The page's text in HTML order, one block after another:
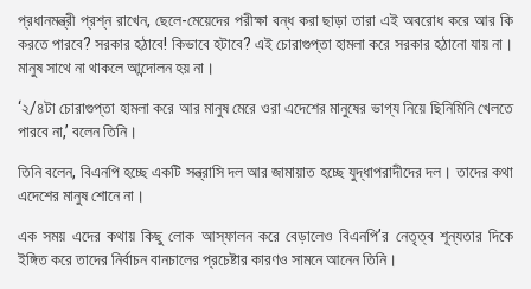
প্রধানমন্ত্রী প্রশ্ন রাখেন, ছেলে-মেয়েদের পরীক্ষা বন্ধ করা ছাড়া তারা এই অবরোধ করে আর কি
করতে পারবে? সরকার হঠাবে! কিভাবে হটাবে? এই চোরাগুপ্তা হামলা করে সরকার হঠানো যায় না।
মানুষ সাথে না থাকলে আন্দোলন হয় না।
‘২/৪টা চোরাগুপ্তা হামলা করে আর মানুষ মেরে ওরা এদেশের মানুষের ভাগ্য নিয়ে ছিনিমিনি খেলতে
পারবে না,’ বলেন তিনি।
তিনি বলেন, বিএনপি হচ্ছে একটি সন্ত্রাসি দল আর জামায়াত হচ্ছে যুদ্ধাপরাদীদের দল। তাদের কথা
এদেশের মানুষ শোনে না।
এক সময় এদের কথায় কিছু লোক আস্ফালন করে বেড়ালেও বিএনপি’র নেতৃত্ব শূন্যতার দিকে
ইঙ্গিত করে তাদের নির্বাচন বানচালের প্রচেষ্টার কারণও সামনে আনেন তিনি।